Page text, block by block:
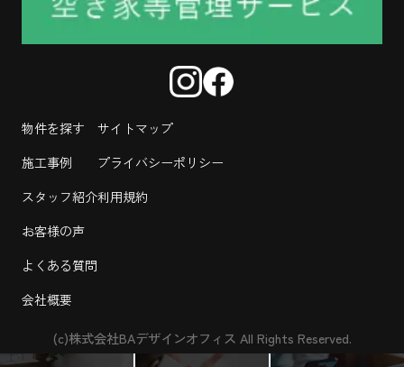
物件を探す
施工事例
スタッフ紹介
お客様の声
よくある質問
会社概要
サイトマップ
プライバシーポリシー
利用規約
(c)株式会社BAデザインオフィス All Rights Reserved.